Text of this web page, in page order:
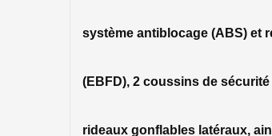
système antiblocage (ABS) et
(EBFD), 2 coussins de
rideaux gonflables latéraux,